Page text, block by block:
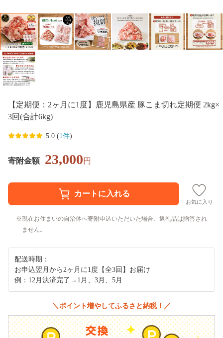
【定期便：2ヶ月に1度】鹿児島県産 豚こま切れ定期便 2kg×
3回(合計6kg)
5.0 (1件)
寄附金額 23,000円
お気に入り
現在お住まいの自治体へ寄附申込いただいた場合、返礼品は贈答され
ません。
配送時期：
お申込翌月から2ヶ月に1度【全3回】お届け
例：12月決済完了→1月、3月、5月
＼ポイント増やしてふるさと納税！／